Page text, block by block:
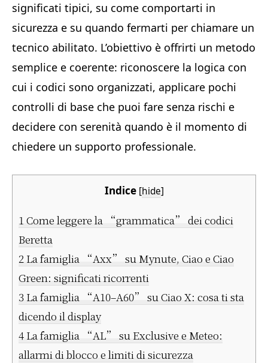
significati tipici, su come comportarti in
sicurezza e su quando fermarti per chiamare un
tecnico abilitato. L’obiettivo è offrirti un metodo
semplice e coerente: riconoscere la logica con
cui i codici sono organizzati, applicare pochi
controlli di base che puoi fare senza rischi e
decidere con serenità quando è il momento di
chiedere un supporto professionale.
Indice [hide]
1Come leggere la “grammatica” dei codici
Beretta
2 La famiglia “Axx” su Mynute, Ciao e Ciao
Green: significati ricorrenti
3 La famiglia “A10–A60” su Ciao X: cosa ti sta
dicendo il display
4 La famiglia “AL” su Exclusive e Meteo:
allarmi di blocco e limiti di sicurezza